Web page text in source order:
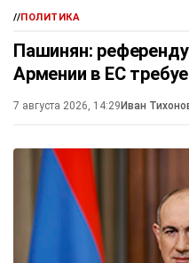
//ПОЛИТИКА
Пашинян:
Армении в ЕС
7 августа 2026, 14:29Иван